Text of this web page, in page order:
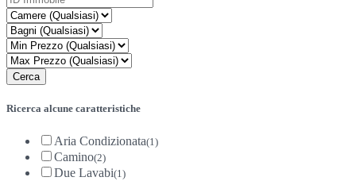
Ricerca alcune caratteristiche
Aria Condizionata(1)
Camino(2)
Due Lavabi(1)